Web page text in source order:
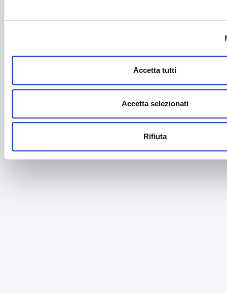
Accetta tutti
Accetta selezionati
Rifiuta